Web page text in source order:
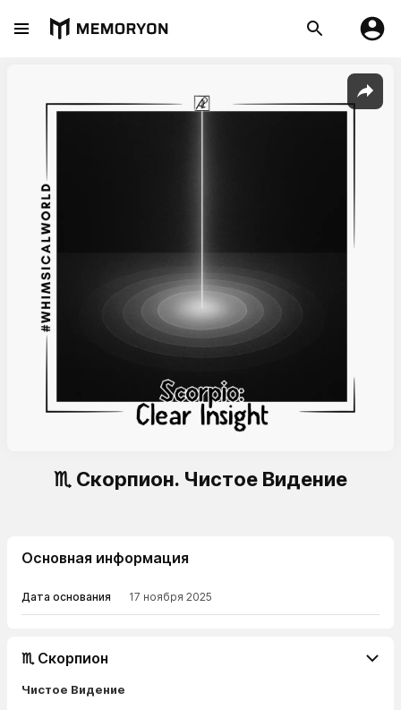
♏ Скорпион. Чистое Видение
Основная информация
Дата основания 17 ноября 2025
♏ Скорпион
Чистое Видение